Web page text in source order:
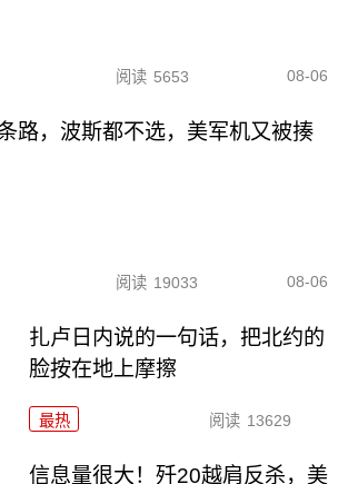
阅读 5653 08-06
路，波斯都不选，美军机又被揍
阅读 19033 08-06
扎卢日内说的一句话，把北约的
脸按在地上摩擦
最热 阅读 13629
信息量很大！歼20越肩反杀，美